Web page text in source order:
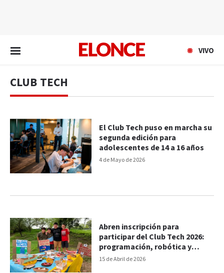
VIVO
CLUB TECH
4 de Mayo de 2026
El Club Tech puso en marcha su
segunda edición para
adolescentes de 14 a 16 años
15 de Abril de 2026
Abren inscripción para
participar del Club Tech 2026:
programación, robótica y
multimedia